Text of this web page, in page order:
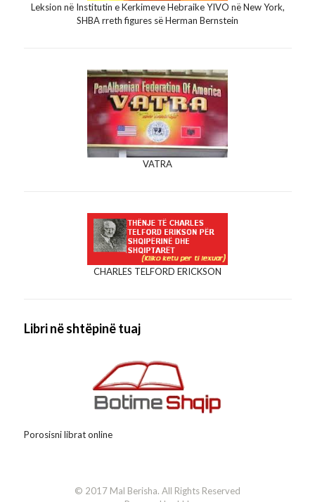
Leksion në Institutin e Kerkimeve Hebraike YIVO në New York,
SHBA rreth figures së Herman Bernstein
VATRA
CHARLES TELFORD ERICKSON
Libri në shtëpinë tuaj
Porosisni librat online
© 2017 Mal Berisha. All Rights Reserved